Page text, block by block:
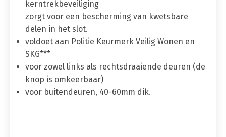
kerntrekbeveiliging
zorgt voor een bescherming van kwetsbare
delen in het slot.
voldoet aan Politie Keurmerk Veilig Wonen en
SKG***
voor zowel links als rechtsdraaiende deuren (de
knop is omkeerbaar)
voor buitendeuren, 40-60mm dik.